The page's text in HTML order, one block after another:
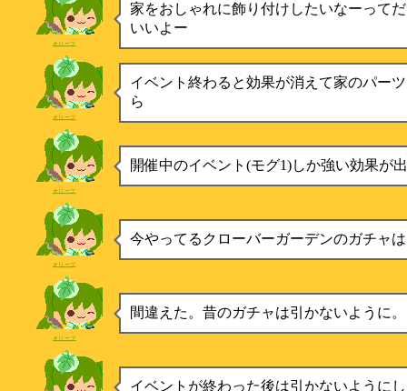
家をおしゃれに飾り付けしたいなーって
いいよー
オリーブ
イベント終わると効果が消えて家のパー
ら
オリーブ
開催中のイベント(モグ1)しか強い効果が
オリーブ
今やってるクローバーガーデンのガチャ
オリーブ
間違えた。昔のガチャは引かないように。
オリーブ
イベントが終わった後は引かないように